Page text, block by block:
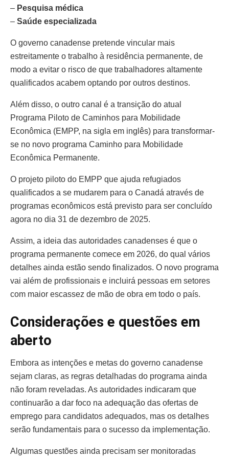
– Pesquisa médica
– Saúde especializada
O governo canadense pretende vincular mais
estreitamente o trabalho à residência permanente, de
modo a evitar o risco de que trabalhadores altamente
qualificados acabem optando por outros destinos.
Além disso, o outro canal é a transição do atual
Programa Piloto de Caminhos para Mobilidade
Econômica (EMPP, na sigla em inglês) para transformar-
se no novo programa Caminho para Mobilidade
Econômica Permanente.
O projeto piloto do EMPP que ajuda refugiados
qualificados a se mudarem para o Canadá através de
programas econômicos está previsto para ser concluído
agora no dia 31 de dezembro de 2025.
Assim, a ideia das autoridades canadenses é que o
programa permanente comece em 2026, do qual vários
detalhes ainda estão sendo finalizados. O novo programa
vai além de profissionais e incluirá pessoas em setores
com maior escassez de mão de obra em todo o país.
Considerações e questões em
aberto
Embora as intenções e metas do governo canadense
sejam claras, as regras detalhadas do programa ainda
não foram reveladas. As autoridades indicaram que
continuarão a dar foco na adequação das ofertas de
emprego para candidatos adequados, mas os detalhes
serão fundamentais para o sucesso da implementação.
Algumas questões ainda precisam ser monitoradas